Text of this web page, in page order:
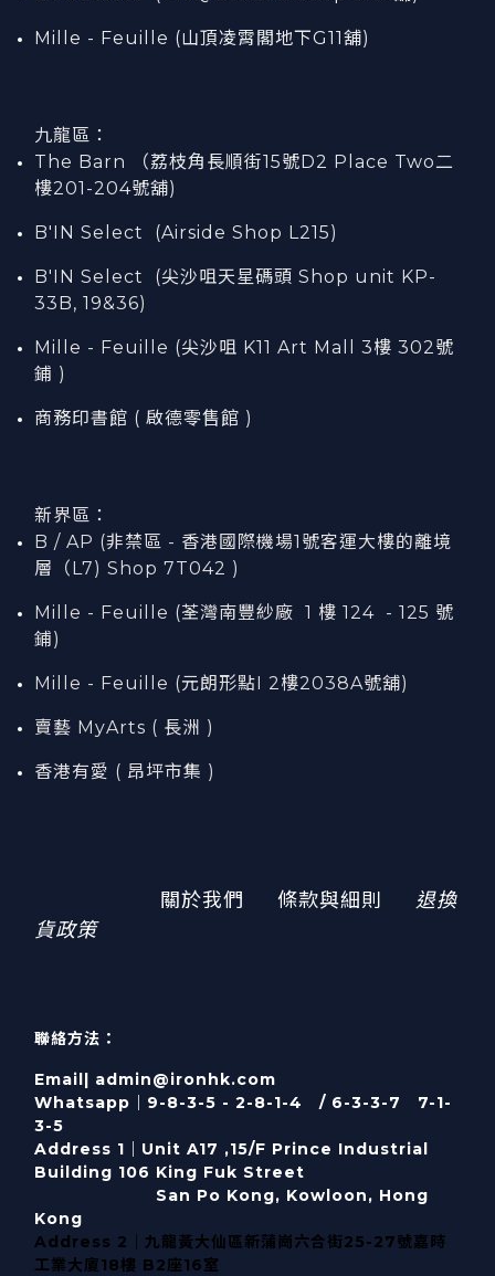
Mille - Feuille (山頂凌霄閣地下G11舖)
九龍區：
The Barn （荔枝角長順街15號D2 Place Two二
樓201-204號舖)
B'IN Select (Airside Shop L215)
B'IN Select (尖沙咀天星碼頭 Shop unit KP-
33B, 19&36)
Mille - Feuille (尖沙咀 K11 Art Mall 3樓 302號
鋪 )
商務印書館 ( 啟德零售館 )
新界區：
B / AP (非禁區 - 香港國際機場1號客運大樓的離境
層（L7) Shop 7T042 )
Mille - Feuille (荃灣南豐紗廠 1 樓 124 - 125 號
鋪)
Mille - Feuille (元朗形點I 2樓2038A號舖)
賣藝 MyArts ( 長洲 )
香港有愛 ( 昂坪市集 )
關於我們 條款與細則
退換
貨政策
聯絡方法：
Email| admin@ironhk.com
Whatsapp｜9-8-3-5 - 2-8-1-4 / 6-3-3-7 7-1-
3-5
Address 1｜ Unit A17 ,15/F Prince Industrial
Building 106 King Fuk Street
San Po Kong, Kowloon, Hong
Kong
Address 2｜九龍黃大仙區新蒲崗六合街25-27號嘉時
工業大廈18樓 B2座16室